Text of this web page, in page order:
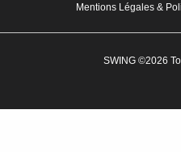
Mentions Légales &
SWING ©2026